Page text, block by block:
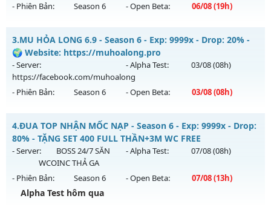
Exp: 2000x - Drop: 200%
Thể loại: Mu Nguyên bản Webzen
Antihack: SuperAnti
- Phiên Bản:
Season 6 - Open Beta: 06/08(19h)
CÀY CHAY HÚP MỐC NẠP - Boss liên tục, event cả ngày, vào
là mê , Open 19:00 hôm nay
Mu mới ra tháng 08 2026 - Mở máy chủ
Long Kiếmvào 19h
ngày 06/08/2626
Exp: 500x - Drop: 25%
Thể loại: Mu Nguyên bản Webzen
Antihack: VIP SHIELD
3.MU HỎA LONG 6.9 - Season 6 - Exp: 9999x - Drop: 20% -
🌍 Website: https://muhoalong.pro
- Server:
https://facebook.com/muhoalong
- Alpha Test: 03/08(08h)
- Phiên Bản: Season 6 - Open Beta: 03/08(08h)
MU HỎA LONG 6.9 - 🌍 Website: https://muhoalong.pro
Mu mới ra tháng 08 2026 - Mở máy chủ
https://facebook.com/muhoalongvào 08h ngày
03/08/2626
Exp: 9999x - Drop: 20%
Kiểu reset: Non Reset
4.ĐUA TOP NHẬN MỐC NẠP - Season 6 - Exp: 9999x - Drop:
80% - TẶNG SET 400 FULL THẦN+3M WC FREE
- Server:
BOSS 24/7 SĂN
WCOINC THẢ GA
- Alpha Test: 07/08(08h)
- Phiên Bản: Season 6 - Open Beta: 07/08(13h)
Alpha Test hôm qua